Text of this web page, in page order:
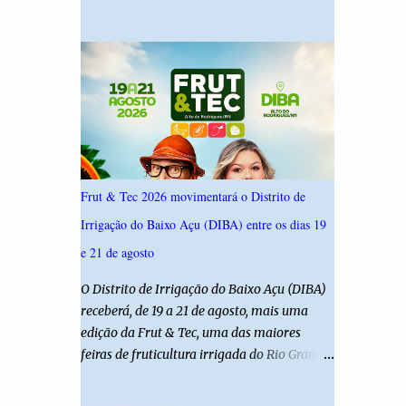
nota, a Polícia Militar manifestou
solidariedade à vítima e aos familiares e
destacou q...
somaram 6,4% e outros 43,8% não
souberam responder. A pesquisa IPSsensus
ouviu 1.500 eleitores em todas as regiões do
Rio Grande do Norte entre os dias 18 e 22 de
junho de 2026. O levantamento possui
margem de erro de 2,5 pontos percentuais e
nível de confiança de 95%. Registro no TSE:
RN-09520/2026
Frut & Tec 2026 movimentará o Distrito de
Irrigação do Baixo Açu (DIBA) entre os dias 19
e 21 de agosto
O Distrito de Irrigação do Baixo Açu (DIBA)
receberá, de 19 a 21 de agosto, mais uma
edição da Frut & Tec, uma das maiores
feiras de fruticultura irrigada do Rio Grande